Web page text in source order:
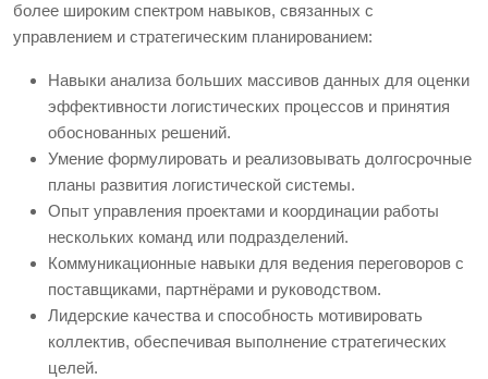
более широким спектром навыков, связанных с
управлением и стратегическим планированием:
Навыки анализа больших массивов данных для оценки
эффективности логистических процессов и принятия
обоснованных решений.
Умение формулировать и реализовывать долгосрочные
планы развития логистической системы.
Опыт управления проектами и координации работы
нескольких команд или подразделений.
Коммуникационные навыки для ведения переговоров с
поставщиками, партнёрами и руководством.
Лидерские качества и способность мотивировать
коллектив, обеспечивая выполнение стратегических
целей.